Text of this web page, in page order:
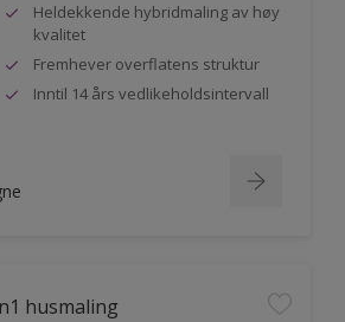
Heldekkende hybridmaling av høy
kvalitet
Fremhever overflatens struktur
Inntil 14 års vedlikeholdsintervall
husmaling